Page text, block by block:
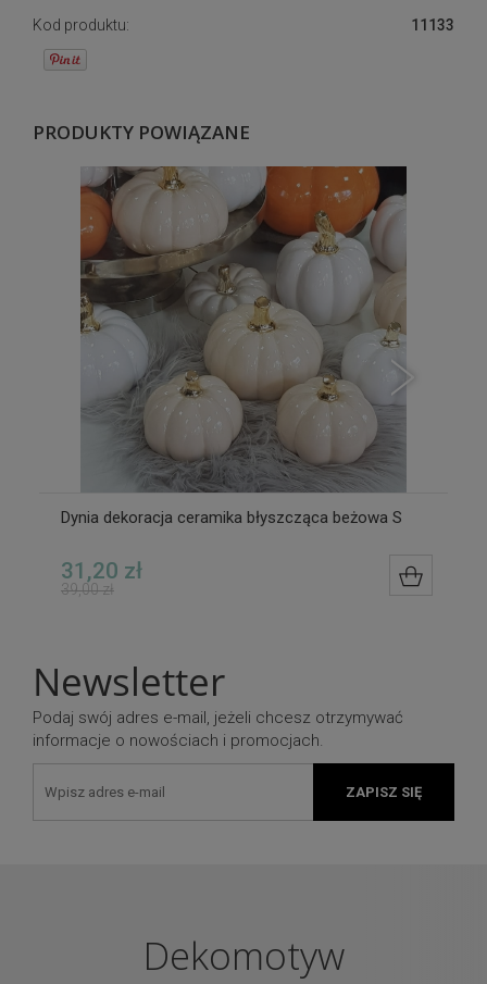
Kod produktu: 11133
PRODUKTY POWIĄZANE
Dynia dekoracja ceramika błyszcząca beżowa S
39,00 zł
31,20 zł
Newsletter
Podaj swój adres e-mail, jeżeli chcesz otrzymywać
informacje o nowościach i promocjach.
ZAPISZ SIĘ
Dekomotyw